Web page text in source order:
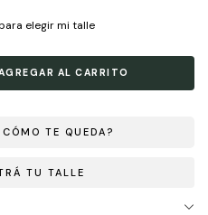
elegir mi talle
CÓMO TE QUEDA?
TU TALLE